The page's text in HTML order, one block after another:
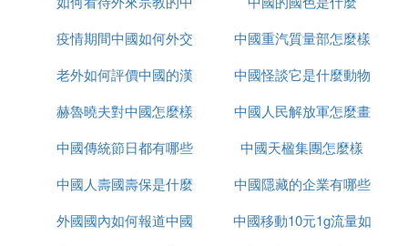
國化
疫情期間中國如何外交
中國重汽質量部怎麼樣
老外如何評價中國的漢
服
中國怪談它是什麼動物
赫魯曉夫對中國怎麼樣
中國人民解放軍怎麼畫
的
中國傳統節日都有哪些
中國天楹集團怎麼樣
中國人壽國壽保是什麼
中國隱藏的企業有哪些
外國國內如何報道中國
中國移動10元1g流量如